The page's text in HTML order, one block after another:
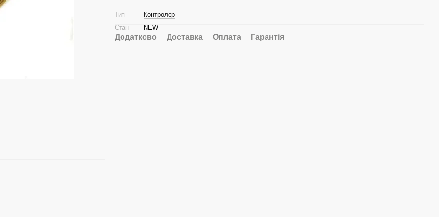
Тип
Контролер
Стан
NEW
Додатково Доставка Оплата Гарантія